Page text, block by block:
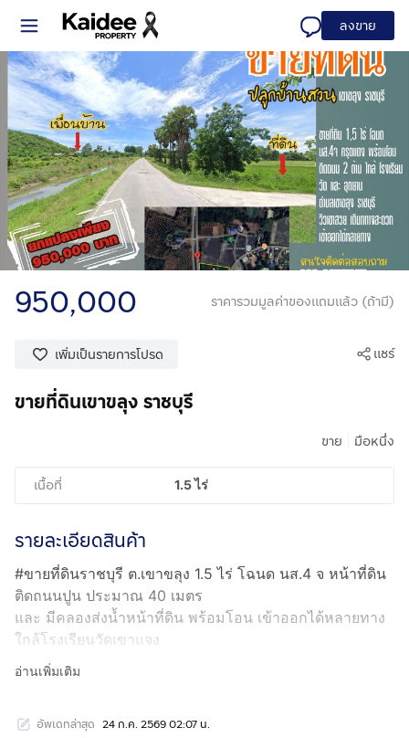
ลงขาย
950,000 ราคารวมมูลค่าของแถมแล้ว (ถ้ามี)
เพิ่มเป็นรายการโปรด แชร์
ขายที่ดินเขาขลุง ราชบุรี
ขาย มือหนึ่ง
เนื้อที่ 1.5 ไร่
รายละเอียดสินค้า
#ขายที่ดินราชบุรี ต.เขาขลุง 1.5 ไร่ โฉนด นส.4 จ หน้าที่ดิน
ติดถนนปูน ประมาณ 40 เมตร
และ มีคลองส่งน้ำหน้าที่ดิน พร้อมโอน เข้าออกได้หลายทาง
ใกล้โรงเรียนวัดเขาแจง
วัดเขาแจง ใกล้อุทยานเขาตะครอง วิวเขาสวย มีเพื่อนบ้านไม่
สนใจติดต่อสอบถามกดเพื่อดูเบอร์โทร xxxxxx515
อ่านเพิ่มเติม
อัพเดทล่าสุด 24 ก.ค. 2569 02:07 น.